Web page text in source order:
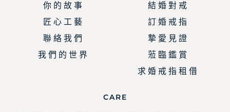
你 的 故 事
匠 心 工 藝
聯 絡 我 們
我 們 的 世 界
結 婚 對 戒
訂 婚 戒 指
摯 愛 見 證
蒞 臨 鑑 賞
求 婚 戒 指 租 借
CARE